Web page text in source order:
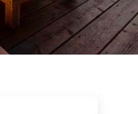
参考価格
REFERENCE PRICE
施工実績